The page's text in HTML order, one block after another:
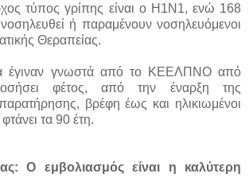
τύπος γρίπης είναι ο Η1Ν1, ενώ 168
ή παραμένουν νοσηλευόμενοι
Θεραπείας.
έγιναν γνωστά από το ΚΕΕΛΠΝΟ από
φέτος, από την έναρξη της
βρέφη έως και ηλικιωμένοι
τα 90 έτη.
Ο εμβολιασμός είναι η καλύτερη